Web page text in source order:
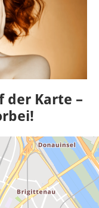
der Karte –